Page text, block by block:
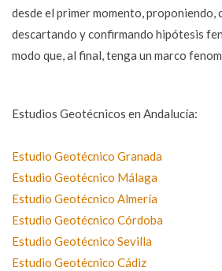
desde el primer momento, proponiendo,
descartando y confirmando hipótesis
modo que, al final, tenga un marco
Estudios Geotécnicos en Andalucía:
Estudio Geotécnico Granada
Estudio Geotécnico Málaga
Estudio Geotécnico Almería
Estudio Geotécnico Córdoba
Estudio Geotécnico Sevilla
Estudio Geotécnico Cádiz